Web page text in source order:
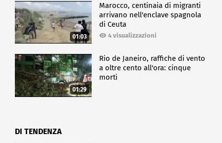
01:03
Marocco, centinaia di migranti
arrivano nell'enclave spagnola
di Ceuta
4 visualizzazioni
01:29
Rio de Janeiro, raffiche di vento
a oltre cento all'ora: cinque
morti
DI TENDENZA